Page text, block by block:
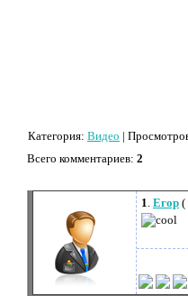
Категория: Видео |
Всего комментариев: 2
1. Егор (